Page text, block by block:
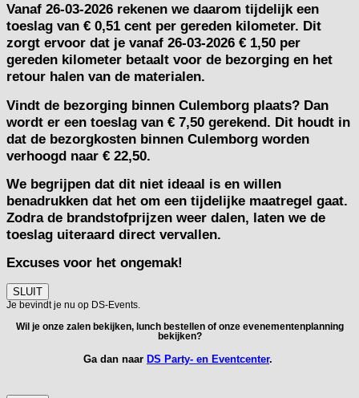
Vanaf 26-03-2026 rekenen we daarom tijdelijk een
toeslag van € 0,51 cent per gereden kilometer. Dit
zorgt ervoor dat je vanaf 26-03-2026 € 1,50 per
gereden kilometer betaalt voor de bezorging en het
retour halen van de materialen.
Vindt de bezorging binnen Culemborg plaats? Dan
wordt er een toeslag van € 7,50 gerekend. Dit houdt in
dat de bezorgkosten binnen Culemborg worden
verhoogd naar € 22,50.
We begrijpen dat dit niet ideaal is en willen
benadrukken dat het om een tijdelijke maatregel gaat.
Zodra de brandstofprijzen weer dalen, laten we de
toeslag uiteraard direct vervallen.
Excuses voor het ongemak!
SLUIT
Je bevindt je nu op DS-Events.
Wil je onze zalen bekijken, lunch bestellen of onze evenementenplanning
bekijken?
Ga dan naar DS Party- en Eventcenter.